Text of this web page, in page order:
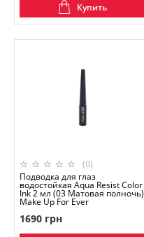
Купить
(0)
Подводка для глаз
водостойкая Aqua Resist Color
Ink 2 мл (03 Матовая полночь)
Make Up For Ever
1690 грн